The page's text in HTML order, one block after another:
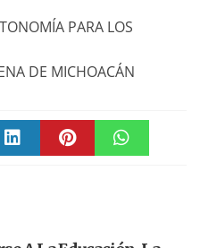
PARA LOS
DE MICHOACÁN